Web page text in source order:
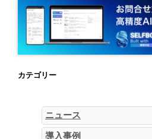
カテゴリー
ニュース
導入事例